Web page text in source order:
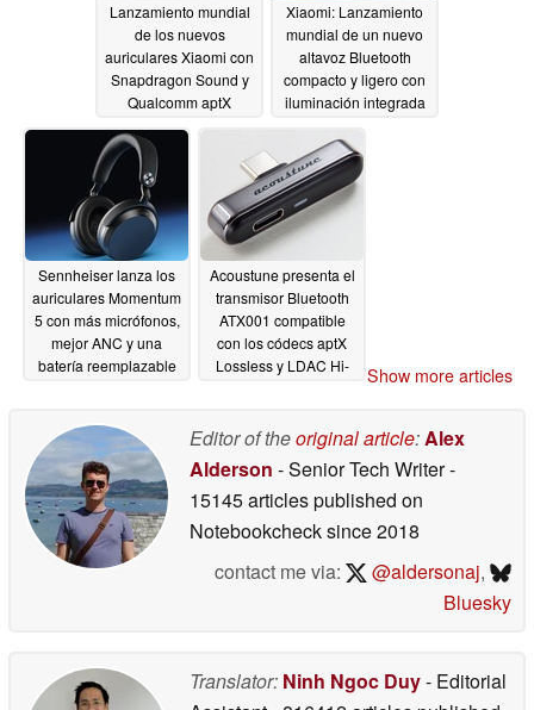
Lanzamiento mundial
de los nuevos
auriculares Xiaomi con
Snapdragon Sound y
Qualcomm aptX
05/27/2026
Xiaomi: Lanzamiento
mundial de un nuevo
altavoz Bluetooth
compacto y ligero con
iluminación integrada
05/27/2026
Sennheiser lanza los
auriculares Momentum
5 con más micrófonos,
mejor ANC y una
batería reemplazable
Acoustune presenta el
transmisor Bluetooth
ATX001 compatible
con los códecs aptX
Lossless y LDAC Hi-
Apple05/26/2026
Show more articles
Editor of theoriginal article:Alex
Alderson - Senior Tech Writer-
15145 articles published on
Notebookchecksince 2018
contact me via:
@aldersonaj,
Bluesky
Translator: Ninh Ngoc Duy- Editorial